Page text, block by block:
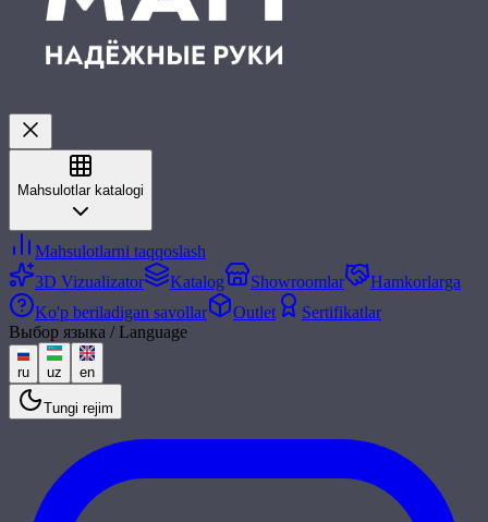
Mahsulotlar katalogi
Mahsulotlarni taqqoslash
3D Vizualizator
Katalog Showroomlar
Hamkorlarga
Ko'p beriladigan savollar
Outlet
Sertifikatlar
Выбор языка / Language
ru uz en
Tungi rejim